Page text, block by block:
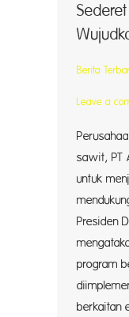
Berita
Leave a
sawit, PT
untuk
Presiden
program
berkaitan